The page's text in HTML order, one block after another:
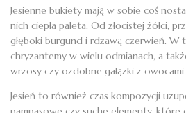
Jesienne bukiety mają w sobie coś
nich ciepła paleta. Od złocistej żółci,
głęboki burgund i rdzawą czerwień. W
chryzantemy w wielu odmianach, a
wrzosy czy ozdobne gałązki z owocami
Jesień to również czas kompozycji